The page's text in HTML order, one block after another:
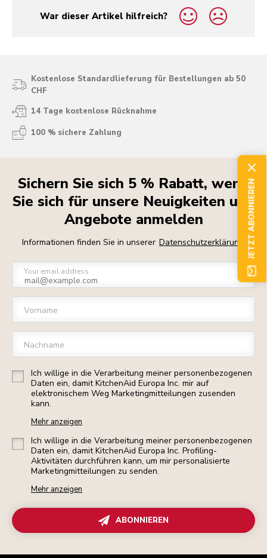
War dieser Artikel hilfreich?
yes
no
Kostenlose Standardlieferung für Bestellungen ab 50
CHF
14 Tage kostenlose Rücknahme
100 % sichere Zahlung
Sichern Sie sich 5 % Rabatt, wenn
Sie sich für unsere Neuigkeiten und
Angebote anmelden
Informationen finden Sie in unserer Datenschutzerklärung
Your email address
Vorname
Nachname
Ich willige in die Verarbeitung meiner personenbezogenen
Daten ein, damit KitchenAid Europa Inc. mir auf
elektronischem Weg Marketingmitteilungen zusenden
kann.
Mehr anzeigen
Ich willige in die Verarbeitung meiner personenbezogenen
Daten ein, damit KitchenAid Europa Inc. Profiling-
Aktivitäten durchführen kann, um mir personalisierte
Marketingmitteilungen zu senden.
Mehr anzeigen
ABONNIEREN
JETZT ABONNIEREN